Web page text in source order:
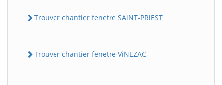
Trouver chantier fenetre SAiNT-PRiEST
Trouver chantier fenetre ViNEZAC